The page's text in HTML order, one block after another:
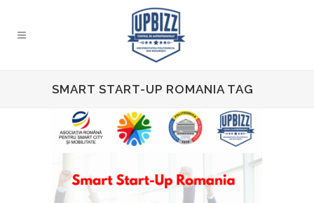
SMART START-UP ROMANIA TAG